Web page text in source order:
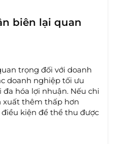
biên lại quan
trọng đối với doanh
doanh nghiệp tối ưu
hóa lợi nhuận. Nếu chi
xuất thêm thấp hơn
kiện để thể thu được